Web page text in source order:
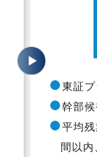
東証
幹部
平均
間以